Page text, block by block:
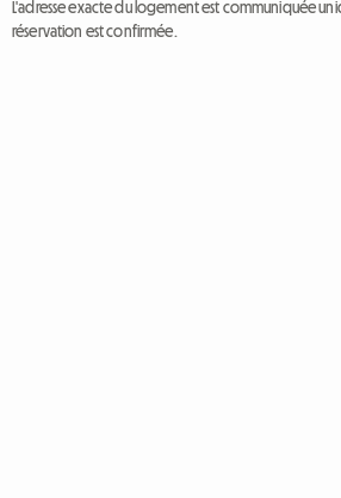
L'adresse exacte du logement est communiquée
réservation est confirmée.